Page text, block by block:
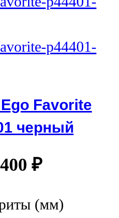
Favorite
черный
₽
(мм)